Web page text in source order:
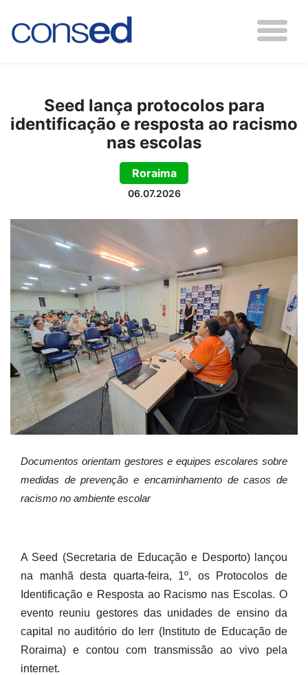
Seed lança protocolos para
identificação e resposta ao racismo
nas escolas
Roraima
06.07.2026
Documentos orientam gestores e equipes escolares sobre
medidas de prevenção e encaminhamento de casos de
racismo no ambiente escolar
A Seed (Secretaria de Educação e Desporto) lançou
na manhã desta quarta-feira, 1º, os Protocolos de
Identificação e Resposta ao Racismo nas Escolas. O
evento reuniu gestores das unidades de ensino da
capital no auditório do Ierr (Instituto de Educação de
Roraima) e contou com transmissão ao vivo pela
internet.